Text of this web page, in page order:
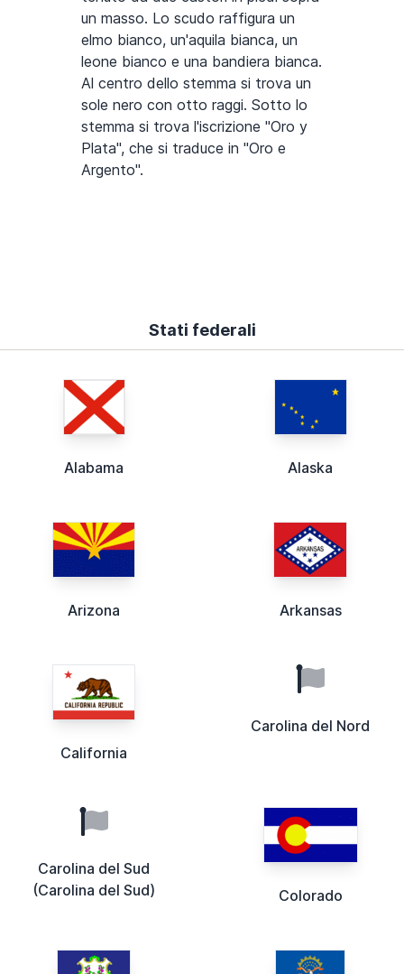
un masso. Lo scudo raffigura un
elmo bianco, un'aquila bianca, un
leone bianco e una bandiera bianca.
Al centro dello stemma si trova un
sole nero con otto raggi. Sotto lo
stemma si trova l'iscrizione "Oro y
Plata", che si traduce in "Oro e
Argento".
Stati federali
Alabama Alaska
Arizona Arkansas
California
Carolina del Nord
Carolina del Sud
(Carolina del Sud)
Colorado